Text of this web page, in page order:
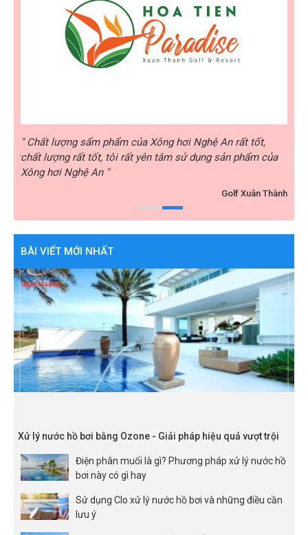
" Chất lượng sẩm phẩm của Xông hơi Nghệ An rất tốt,
chất lượng rất tốt, tôi rất yên tâm sử dụng sản phẩm của
Xông hơi Nghệ An "
Golf Xuân Thành
BÀI VIẾT MỚI NHẤT
Xử lý nước hồ bơi bằng Ozone - Giải pháp hiệu quả vượt trội
Điện phân muối là gì? Phương pháp xử lý nước hồ
bơi này có gì hay
Sử dụng Clo xử lý nước hồ bơi và những điều cần
lưu ý